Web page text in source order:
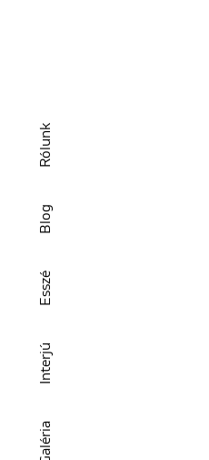
Galéria
Interjú
Esszé
Blog
Rólunk